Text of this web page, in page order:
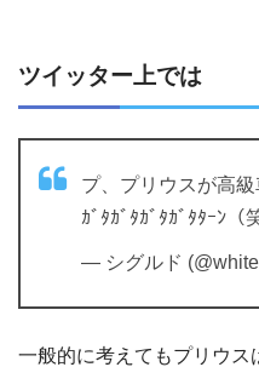
ツイッター上では
プ、プリウスが高
ｶﾞﾀｶﾞﾀｶﾞﾀｶﾞﾀﾀｰﾝ（
— シグルド
一般的に考えてもプリウス